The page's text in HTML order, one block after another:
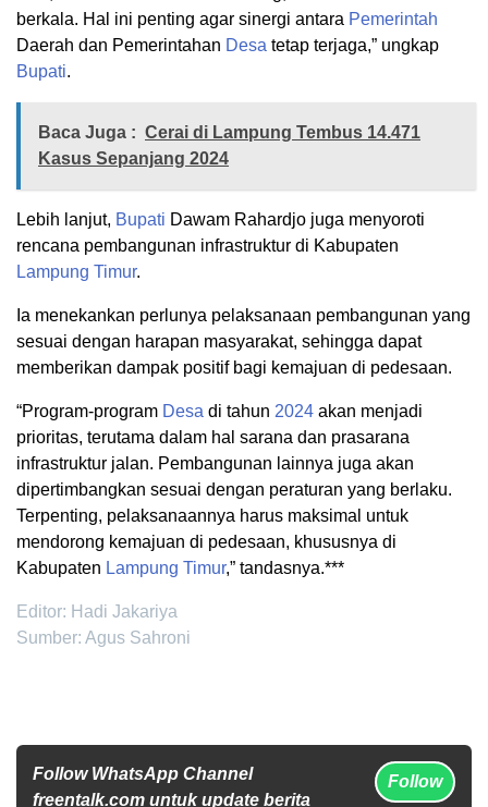
berkala. Hal ini penting agar sinergi antara Pemerintah
Daerah dan Pemerintahan Desa tetap terjaga,” ungkap
Bupati.
Baca Juga : Cerai di Lampung Tembus 14.471
Kasus Sepanjang 2024
Lebih lanjut, Bupati Dawam Rahardjo juga menyoroti
rencana pembangunan infrastruktur di Kabupaten
Lampung Timur.
Ia menekankan perlunya pelaksanaan pembangunan yang
sesuai dengan harapan masyarakat, sehingga dapat
memberikan dampak positif bagi kemajuan di pedesaan.
“Program-program Desa di tahun 2024 akan menjadi
prioritas, terutama dalam hal sarana dan prasarana
infrastruktur jalan. Pembangunan lainnya juga akan
dipertimbangkan sesuai dengan peraturan yang berlaku.
Terpenting, pelaksanaannya harus maksimal untuk
mendorong kemajuan di pedesaan, khususnya di
Kabupaten Lampung Timur,” tandasnya.***
Editor: Hadi Jakariya
Sumber: Agus Sahroni
Follow WhatsApp Channel
freentalk.com untuk update berita
Follow